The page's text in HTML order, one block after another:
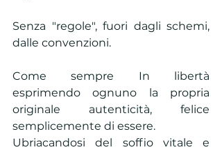
Senza "regole", fuori dagli schemi,
dalle convenzioni.
Come sempre In libertà
esprimendo ognuno la propria
originale autenticità, felice
semplicemente di essere.
Ubriacandosi del soffio vitale e